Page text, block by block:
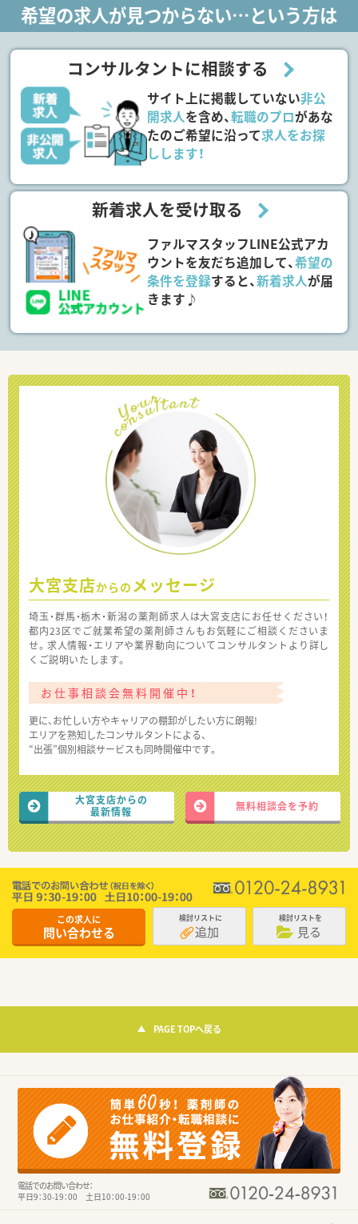
希望の求人が見つからない…という方は
コンサルタントに相談する
サイト上に掲載していない非公
開求人を含め、転職のプロがあな
たのご希望に沿って求人をお探
しします！
新着求人を受け取る
ファルマスタッフLINE公式アカ
ウントを友だち追加して、希望の
条件を登録すると、新着求人が届
きます♪
大宮支店からの メッセージ
埼玉・群馬・栃木・新潟の薬剤師求人は大宮支店にお任せください！
都内23区でご就業希望の薬剤師さんもお気軽にご相談くださいま
せ。求人情報・エリアや業界動向についてコンサルタントより詳し
くご説明いたします。
お仕事相談会無料開催中！
更に、お忙しい方やキャリアの棚卸がしたい方に朗報!
エリアを熟知したコンサルタントによる、
“出張”個別相談サービスも同時開催中です。
大宮支店からの
最新情報
無料相談会を予約
この求人に
問い合わせる
検討リストに
追加
検討リストを
見る
PAGE TOPへ戻る
電話でのお問い合わせ：
平日9：30-19：00 土日10：00-19：00